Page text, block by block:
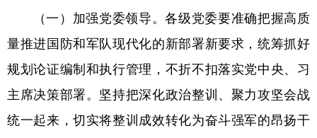
（一）加强党委领导。各级党委要准确把握高质
量推进国防和军队现代化的新部署新要求，统筹抓好
规划论证编制和执行管理，不折不扣落实党中央、习
主席决策部署。坚持把深化政治整训、聚力攻坚会战
统一起来，切实将整训成效转化为奋斗强军的昂扬干